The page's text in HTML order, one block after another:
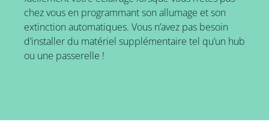
chez vous en programmant son allumage et son
extinction automatiques. Vous n’avez pas besoin
d’installer du matériel supplémentaire tel qu’un hub
ou une passerelle !